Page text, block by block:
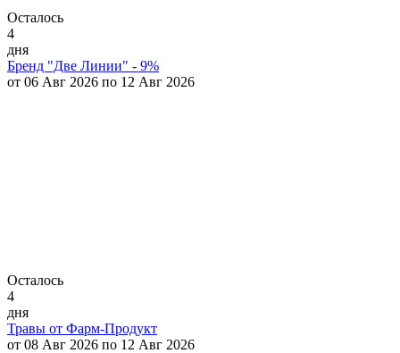
Осталось
4
дня
Бренд "Две Линии" - 9%
от 06 Авг 2026 по 12 Авг 2026
Осталось
4
дня
Травы от Фарм-Продукт
от 08 Авг 2026 по 12 Авг 2026